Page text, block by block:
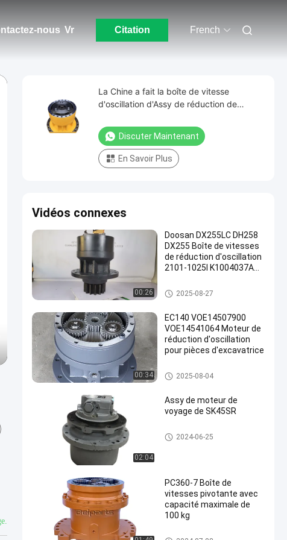
nous Vr Citation French
La Chine a fait la boîte de vitesse
d'oscillation d'Assy de réduction de
PC210-6 20Y-26-00150
Discuter Maintenant
En Savoir Plus
Vidéos connexes
00:26
Doosan DX255LC DH258
DX255 Boîte de vitesses
de réduction d'oscillation
2101-1025I K1004037A
boîte de vitesse d'oscillation
2025-08-27
00:34
EC140 VOE14507900
VOE14541064 Moteur de
réduction d'oscillation
pour pièces d'excavatrice
boîte de vitesse d'oscillation
2025-08-04
02:04
Assy de moteur de
voyage de SK45SR
Assy de moteur de voyage
2024-06-25
PC360-7 Boîte de
vitesses pivotante avec
capacité maximale de
100 kg
boîte de vitesse d'oscillation